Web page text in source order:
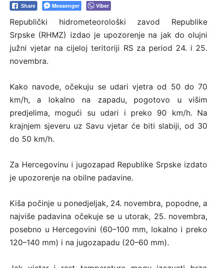
Share Messenger Viber
Republički hidrometeorološki zavod Republike
Srpske (RHMZ) izdao je upozorenje na jak do olujni
južni vjetar na cijeloj teritoriji RS za period 24. i 25.
novembra.
Kako navode, očekuju se udari vjetra od 50 do 70
km/h, a lokalno na zapadu, pogotovo u višim
predjelima, mogući su udari i preko 90 km/h. Na
krajnjem sjeveru uz Savu vjetar će biti slabiji, od 30
do 50 km/h.
Za Hercegovinu i jugozapad Republike Srpske izdato
je upozorenje na obilne padavine.
Kiša počinje u ponedjeljak, 24. novembra, popodne, a
najviše padavina očekuje se u utorak, 25. novembra,
posebno u Hercegovini (60–100 mm, lokalno i preko
120–140 mm) i na jugozapadu (20–60 mm).